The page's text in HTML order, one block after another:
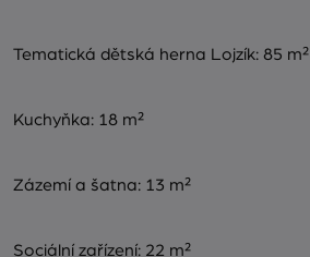
Tematická dětská herna Lojzík: 85 m²
Kuchyňka: 18 m²
Zázemí a šatna: 13 m²
Sociální zařízení: 22 m²